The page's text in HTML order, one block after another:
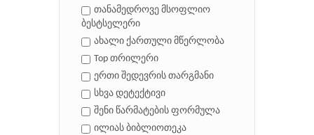
თანამედროვე მსოფლიო
ბესტსელერი
ახალი ქართული მწერლობა
Top თრილერი
ერთი შედევრის თარგმანი
სხვა დეტექტივი
შენი წარმატების ფორმულა
ილიას ბიბლიოთეკა